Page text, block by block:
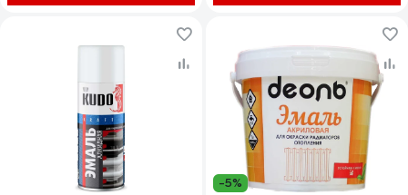
-5%